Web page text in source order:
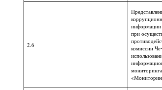
2.6
информации
при
комиссии